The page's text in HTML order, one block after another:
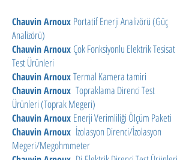
Chauvin Arnoux Portatif Enerji Analizörü (Güç
Analizörü)
Chauvin Arnoux Çok Fonksiyonlu Elektrik Tesisat
Test Ürünleri
Chauvin ArnouxTermal Kamera tamiri
Chauvin Arnoux Topraklama Direnci Test
Ürünleri (Toprak Megeri)
Chauvin Arnoux Enerji Verimliliği Ölçüm Paketi
Chauvin Arnoux İzolasyon Direnci/İzolasyon
Megeri/Megohmmeter